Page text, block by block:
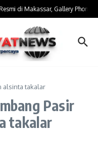
di Makassar, Gallery Phone
alsinta takalar
Pasir
takalar